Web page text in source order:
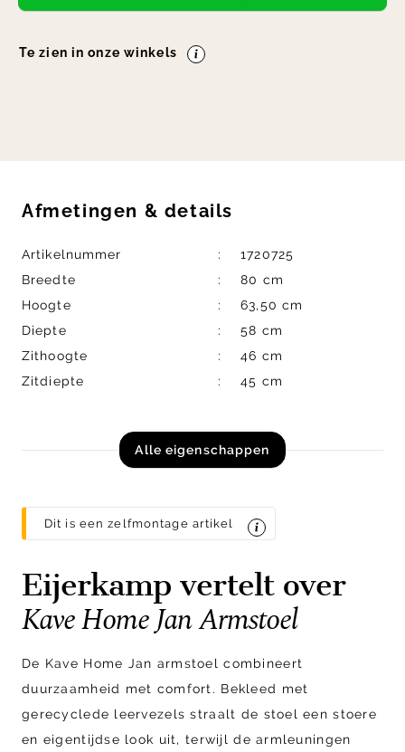
Te zien in onze winkels
Afmetingen & details
Artikelnummer
1720725
Breedte
80 cm
Hoogte
63,50 cm
Diepte
58 cm
Zithoogte
46 cm
Zitdiepte
45 cm
Alle eigenschappen
Dit is een zelfmontage artikel
Eijerkamp vertelt over
Kave Home Jan Armstoel
De Kave Home Jan armstoel combineert
duurzaamheid met comfort. Bekleed met
gerecyclede leervezels straalt de stoel een stoere
en eigentijdse look uit, terwijl de armleuningen